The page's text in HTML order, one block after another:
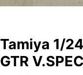
Tamiya 1/
GTR